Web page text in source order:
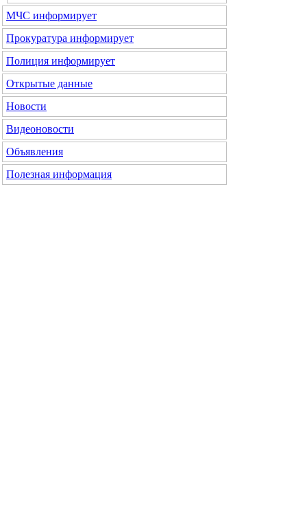
МЧС информирует
Прокуратура информирует
Полиция информирует
Открытые данные
Новости
Видеоновости
Объявления
Полезная информация